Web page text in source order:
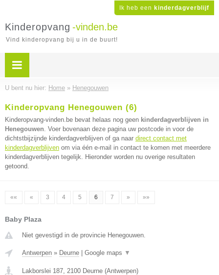
Ik heb een kinderdagverblijf
Kinderopvang -vinden.be
Vind kinderopvang bij u in de buurt!
U bent nu hier: Home » Henegouwen
Kinderopvang Henegouwen (6)
Kinderopvang-vinden.be bevat helaas nog geen kinderdagverblijven in
Henegouwen. Voer bovenaan deze pagina uw postcode in voor de
dichtstbijzijnde kinderdagverblijven of ga naar direct contact met
kinderdagverblijven om via één e-mail in contact te komen met meerdere
kinderdagverblijven tegelijk. Hieronder worden nu overige resultaten
getoond.
«« « 3 4 5 6 7 » »»
Baby Plaza
Niet gevestigd in de provincie Henegouwen.
Antwerpen » Deurne Google maps ▼
Lakborslei 187, 2100 Deurne (Antwerpen)